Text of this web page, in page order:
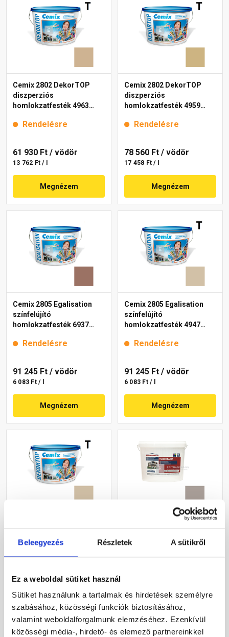
Beleegyezés Részletek A sütikről
Ez a weboldal sütiket használ
Sütiket használunk a tartalmak és hirdetések személyre
szabásához, közösségi funkciók biztosításához,
valamint weboldalforgalmunk elemzéséhez. Ezenkívül
közösségi média-, hirdető- és elemező partnereinkkel
Cemix 2802 DekorTOP
diszperziós
homlokzatfesték 4963
Rendelésre
61 930 Ft / vödör
13 762 Ft / l
Megnézem
Cemix 2802 DekorTOP
diszperziós
homlokzatfesték 4959
Rendelésre
78 560 Ft / vödör
17 458 Ft / l
Megnézem
Cemix 2805 Egalisation
színfelújító
homlokzatfesték 6937
Rendelésre
91 245 Ft / vödör
6 083 Ft / l
Megnézem
Cemix 2805 Egalisation
színfelújító
homlokzatfesték 4947
Rendelésre
91 245 Ft / vödör
6 083 Ft / l
Megnézem
homlokzatfesték 4947
brown 15 l
70 415 Ft / vödör
Megnézem
homlokzatfesték 49-C 16 l
55 085 Ft / vödör
Megnézem